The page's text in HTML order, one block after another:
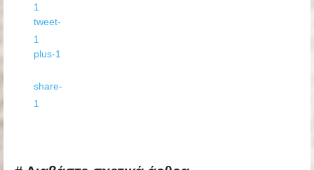
1
tweet-
1
plus-1
share-
1